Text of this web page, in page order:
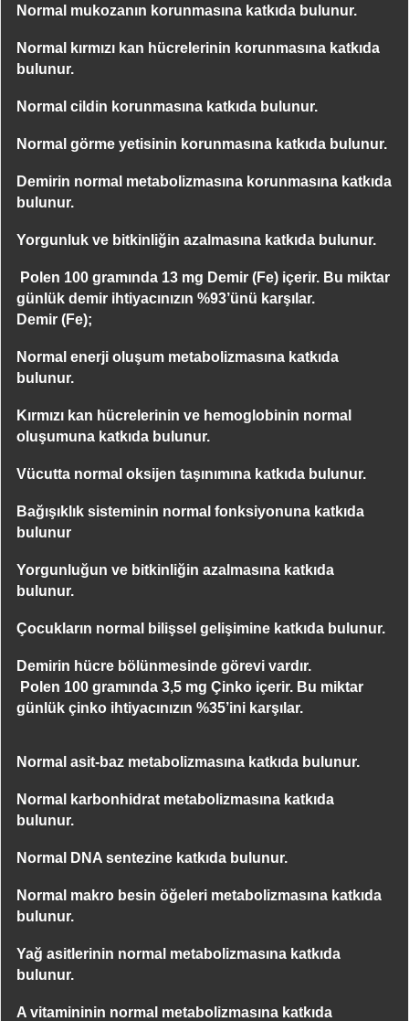
Normal mukozanın korunmasına katkıda bulunur.
Normal kırmızı kan hücrelerinin korunmasına katkıda
bulunur.
Normal cildin korunmasına katkıda bulunur.
Normal görme yetisinin korunmasına katkıda bulunur.
Demirin normal metabolizmasına korunmasına katkıda
bulunur.
Yorgunluk ve bitkinliğin azalmasına katkıda bulunur.
Polen 100 gramında 13 mg Demir (Fe) içerir. Bu miktar
günlük demir ihtiyacınızın %93’ünü karşılar.
Demir (Fe);
Normal enerji oluşum metabolizmasına katkıda
bulunur.
Kırmızı kan hücrelerinin ve hemoglobinin normal
oluşumuna katkıda bulunur.
Vücutta normal oksijen taşınımına katkıda bulunur.
Bağışıklık sisteminin normal fonksiyonuna katkıda
bulunur
Yorgunluğun ve bitkinliğin azalmasına katkıda
bulunur.
Çocukların normal bilişsel gelişimine katkıda bulunur.
Demirin hücre bölünmesinde görevi vardır.
Polen 100 gramında 3,5 mg Çinko içerir. Bu miktar
günlük çinko ihtiyacınızın %35’ini karşılar.
Normal asit-baz metabolizmasına katkıda bulunur.
Normal karbonhidrat metabolizmasına katkıda
bulunur.
Normal DNA sentezine katkıda bulunur.
Normal makro besin öğeleri metabolizmasına katkıda
bulunur.
Yağ asitlerinin normal metabolizmasına katkıda
bulunur.
A vitamininin normal metabolizmasına katkıda